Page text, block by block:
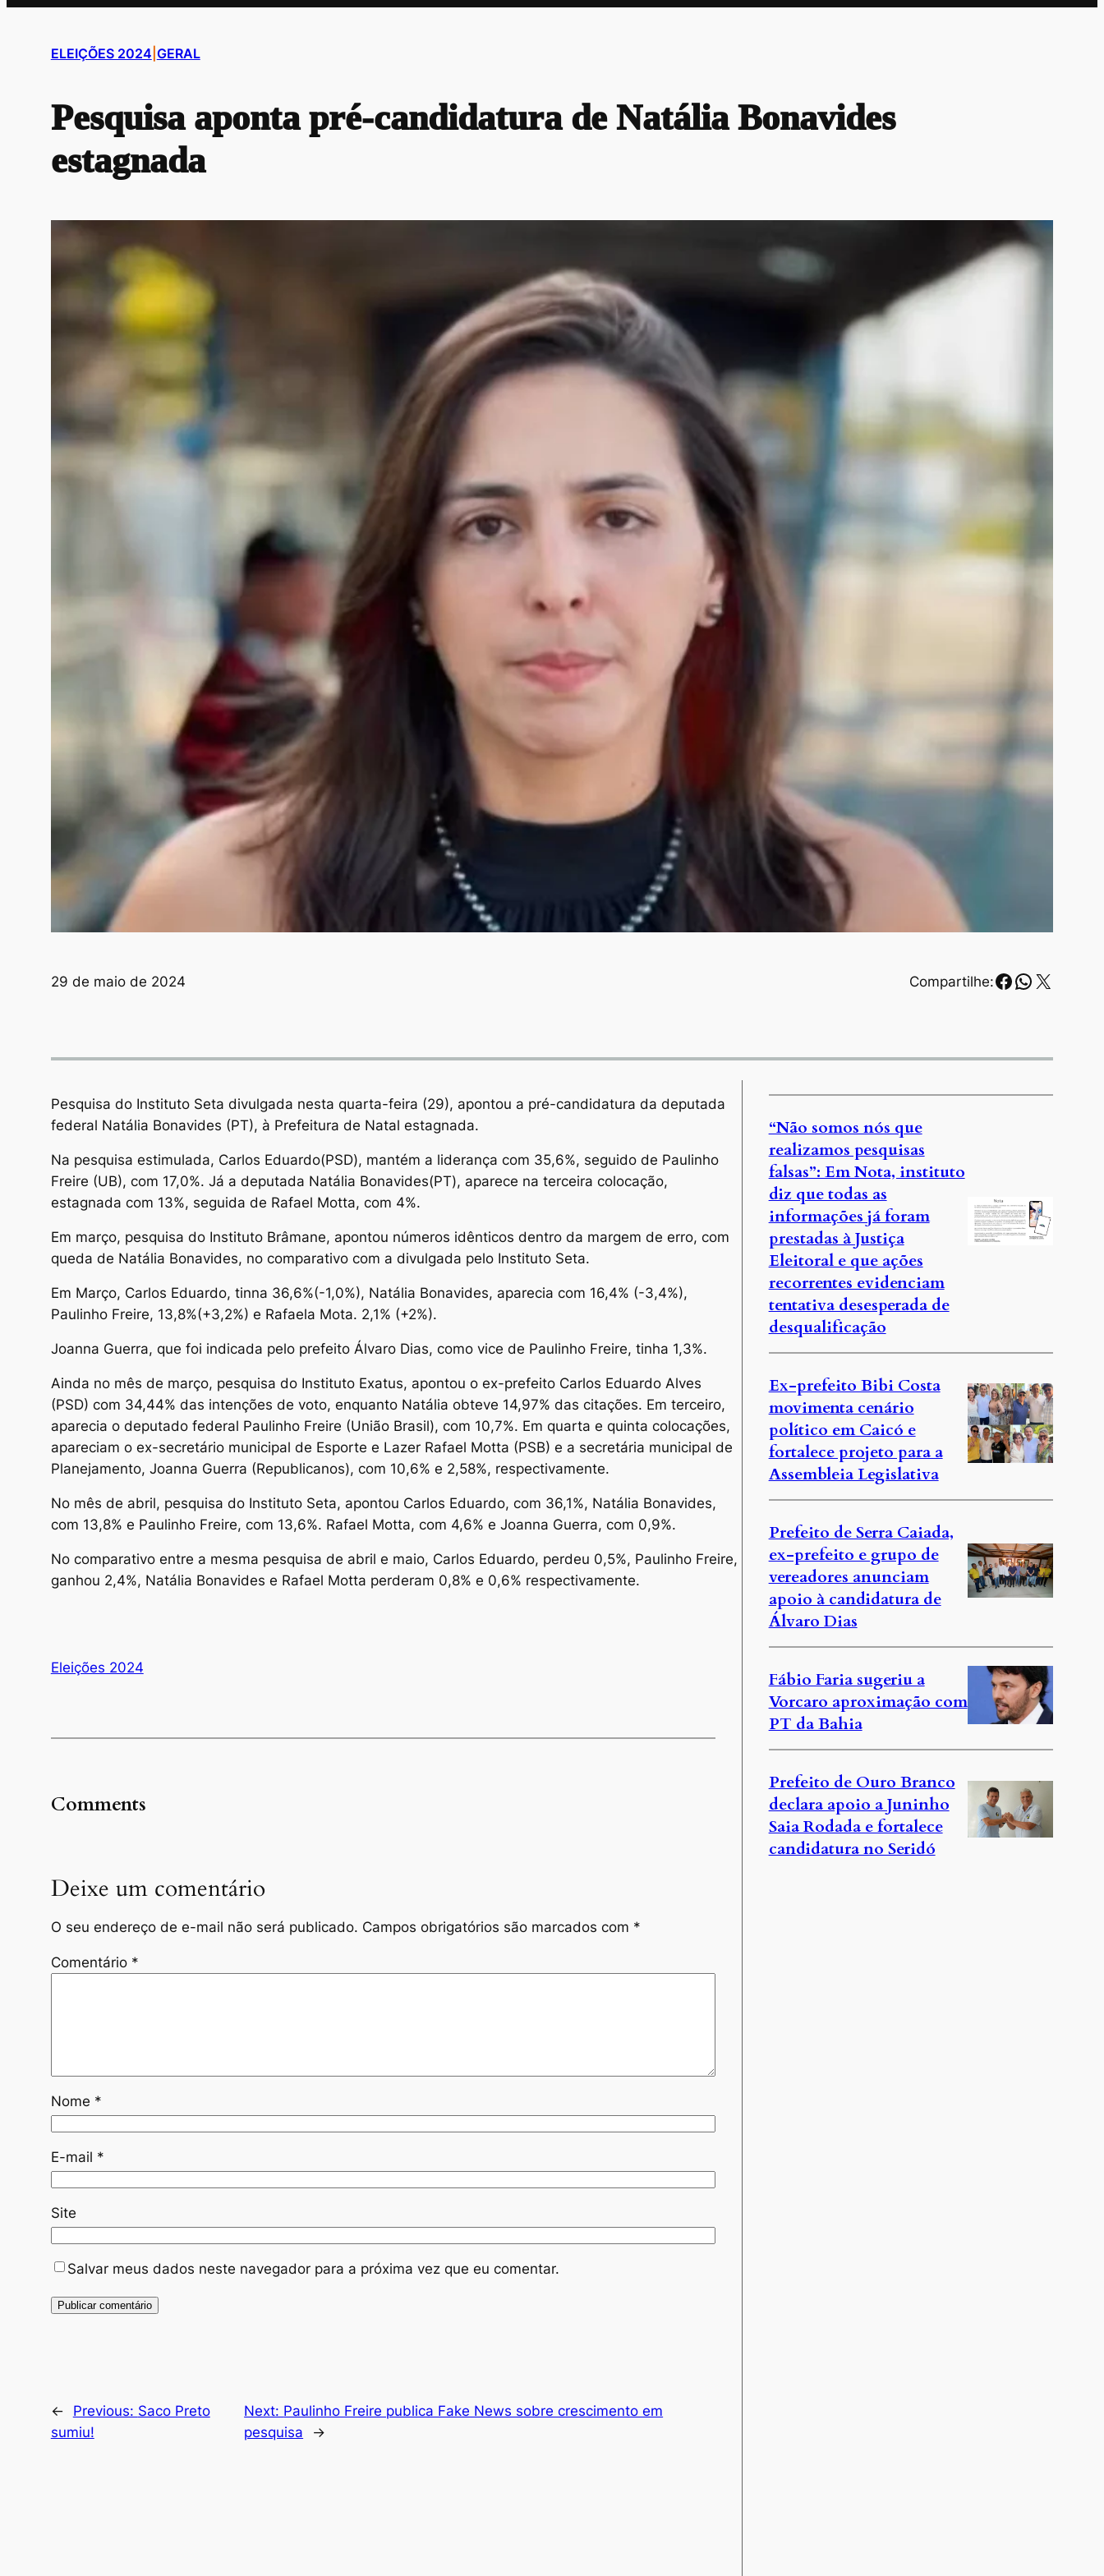
ELEIÇÕES 2024 GERAL
Pesquisa aponta pré-candidatura de Natália Bonavides
estagnada
29 de maio de 2024 Compartilhe:Facebook
X
Pesquisa do Instituto Seta divulgada nesta quarta-feira (29), apontou a pré-candidatura da deputada
federal Natália Bonavides (PT), à Prefeitura de Natal estagnada.
Na pesquisa estimulada, Carlos Eduardo(PSD), mantém a liderança com 35,6%, seguido de Paulinho
Freire (UB), com 17,0%. Já a deputada Natália Bonavides(PT), aparece na terceira colocação,
estagnada com 13%, seguida de Rafael Motta, com 4%.
Em março, pesquisa do Instituto Brâmane, apontou números idênticos dentro da margem de erro, com
queda de Natália Bonavides, no comparativo com a divulgada pelo Instituto Seta.
Em Março, Carlos Eduardo, tinna 36,6%(-1,0%), Natália Bonavides, aparecia com 16,4% (-3,4%),
Paulinho Freire, 13,8%(+3,2%) e Rafaela Mota. 2,1% (+2%).
Joanna Guerra, que foi indicada pelo prefeito Álvaro Dias, como vice de Paulinho Freire, tinha 1,3%.
Ainda no mês de março, pesquisa do Instituto Exatus, apontou o ex-prefeito Carlos Eduardo Alves
(PSD) com 34,44% das intenções de voto, enquanto Natália obteve 14,97% das citações. Em terceiro,
aparecia o deputado federal Paulinho Freire (União Brasil), com 10,7%. Em quarta e quinta colocações,
apareciam o ex-secretário municipal de Esporte e Lazer Rafael Motta (PSB) e a secretária municipal de
Planejamento, Joanna Guerra (Republicanos), com 10,6% e 2,58%, respectivamente.
No mês de abril, pesquisa do Instituto Seta, apontou Carlos Eduardo, com 36,1%, Natália Bonavides,
com 13,8% e Paulinho Freire, com 13,6%. Rafael Motta, com 4,6% e Joanna Guerra, com 0,9%.
No comparativo entre a mesma pesquisa de abril e maio, Carlos Eduardo, perdeu 0,5%, Paulinho Freire,
ganhou 2,4%, Natália Bonavides e Rafael Motta perderam 0,8% e 0,6% respectivamente.
Eleições 2024
Comments
Deixe um comentário
O seu endereço de e-mail não será publicado. Campos obrigatórios são marcados com *
Comentário *
Nome *
E-mail *
Site
Salvar meus dados neste navegador para a próxima vez que eu comentar.
← Previous: Saco Preto
sumiu!
Next: Paulinho Freire publica Fake News sobre crescimento em
pesquisa
→
“Não somos nós que
realizamos pesquisas
falsas”: Em Nota, instituto
diz que todas as
informações já foram
prestadas à Justiça
Eleitoral e que ações
recorrentes evidenciam
tentativa desesperada de
desqualificação
Ex-prefeito Bibi Costa
movimenta cenário
político em Caicó e
fortalece projeto para a
Assembleia Legislativa
Prefeito de Serra Caiada,
ex-prefeito e grupo de
vereadores anunciam
apoio à candidatura de
Álvaro Dias
Fábio Faria sugeriu a
Vorcaro aproximação com
PT da Bahia
Prefeito de Ouro Branco
declara apoio a Juninho
Saia Rodada e fortalece
candidatura no Seridó